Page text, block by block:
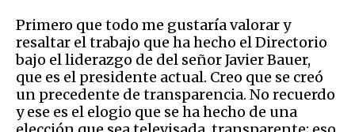
Primero que todo me gustaría valorar y
resaltar el trabajo que ha hecho el Directorio
bajo el liderazgo de del señor Javier Bauer,
que es el presidente actual. Creo que se creó
un precedente de transparencia. No recuerdo
y ese es el elogio que se ha hecho de una